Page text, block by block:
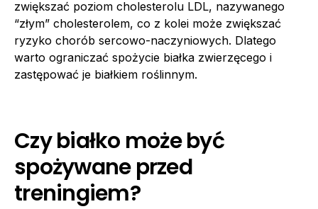
zwiększać poziom cholesterolu LDL, nazywanego
“złym” cholesterolem, co z kolei może zwiększać
ryzyko chorób sercowo-naczyniowych. Dlatego
warto ograniczać spożycie białka zwierzęcego i
zastępować je białkiem roślinnym.
Czy białko może być
spożywane przed
treningiem?